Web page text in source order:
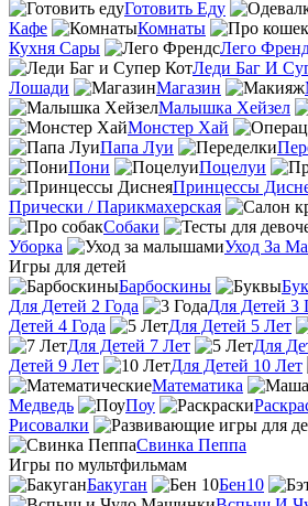
Готовить Еду
Кафе
Комнаты
Кухня Сары
Лего
Леди Баг И
Лошади
Магазин
Малышка Хейзел
Монстер Хай
Папа Луи
Пони
Поцелуи
Принцессы
Прически / Парикмахерская
Собаки
Уборка
Уход За
Игры для детей
Барбоскины
Для Детей 2 Года
Для Детей 3
Детей 4 Года
Для Детей 5 Лет
Для Детей 7 Лет
Для
Детей 9 Лет
Для Детей 10 Лет
Математика
Медведь
Поу
Рисовалки
Свинка Пеппа
Игры по мультфильмам
Бакуган
Бен10